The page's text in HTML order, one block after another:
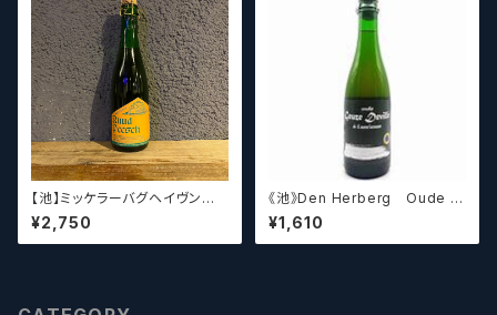
【池】ミッケラーバグヘイヴン
ルードペッシュ Mikkeller Bag
haven Ruud Peesch
¥2,750
《池》Den Herberg Oude G
euze Deville a L'acienne
デンヘルベルグ
¥1,610